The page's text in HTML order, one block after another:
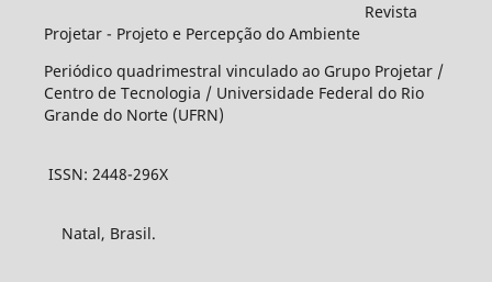
Revista
Projetar - Projeto e Percepção do Ambiente
Periódico quadrimestral vinculado ao Grupo Projetar /
Centro de Tecnologia / Universidade Federal do Rio
Grande do Norte (UFRN)
ISSN: 2448-296X
Natal, Brasil.